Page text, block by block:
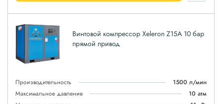
Винтовой компрессор Xeleron Z15A 10 бар
прямой привод
Производительность
1500 л/мин
Максимальное давление
10 атм